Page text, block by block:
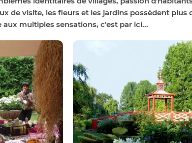
de visite, les fleurs et les jardins possèdent
multiples sensations, c'est par ici...